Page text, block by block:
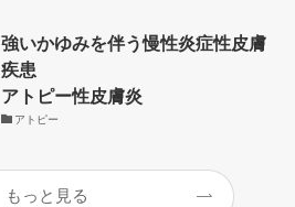
強いかゆみを伴う慢性炎症性皮膚
疾患
アトピー性皮膚炎
アトピー
もっと見る